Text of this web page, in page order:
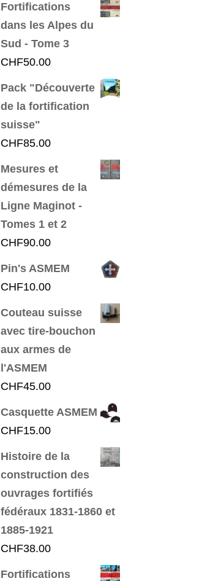
Fortifications
dans les Alpes du
Sud - Tome 3
CHF50.00
Pack "Découverte
de la fortification
suisse"
CHF85.00
Mesures et
démesures de la
Ligne Maginot -
Tomes 1 et 2
CHF90.00
Pin's ASMEM
CHF10.00
Couteau suisse
avec tire-bouchon
aux armes de
l'ASMEM
CHF45.00
Casquette ASMEM
CHF15.00
Histoire de la
construction des
ouvrages fortifiés
fédéraux 1831-1860 et
1885-1921
CHF38.00
Fortifications